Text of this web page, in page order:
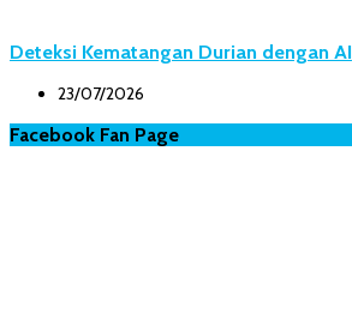
Deteksi Kematangan Durian dengan AI
23/07/2026
Facebook Fan Page